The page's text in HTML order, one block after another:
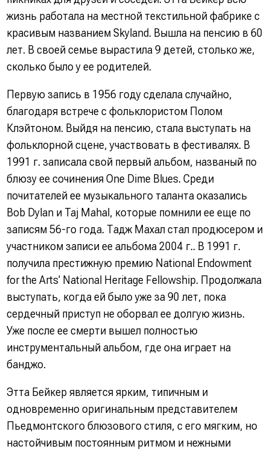
жизнь работала на местной текстильной фабрике с
красивым названием Skyland. Вышла на пенсию в 60
лет. В своей семье вырастила 9 детей, столько же,
сколько было у ее родителей.
Первую запись в 1956 году сделала случайно,
благодаря встрече с фольклористом Полом
Клэйтоном. Выйдя на пенсию, стала выступать на
фольклорной сцене, участвовать в фестивалях. В
1991 г. записала свой первый альбом, названый по
блюзу ее сочинения One Dime Blues. Среди
почитателей ее музыкального таланта оказались
Bob Dylan и Taj Mahal, которые помнили ее еще по
записям 56-го года. Тадж Махал стал продюсером и
участником записи ее альбома 2004 г.. В 1991 г.
получила престижную премию National Endowment
for the Arts' National Heritage Fellowship. Продолжала
выступать, когда ей было уже за 90 лет, пока
сердечный приступ не оборвал ее долгую жизнь.
Уже после ее смерти вышел полностью
инструментальный альбом, где она играет на
банджо.
Этта Бейкер является ярким, типичным и
одновременно оригинальным представителем
Пьедмонтского блюзового стиля, с его мягким, но
настойчивым постоянным ритмом и нежными